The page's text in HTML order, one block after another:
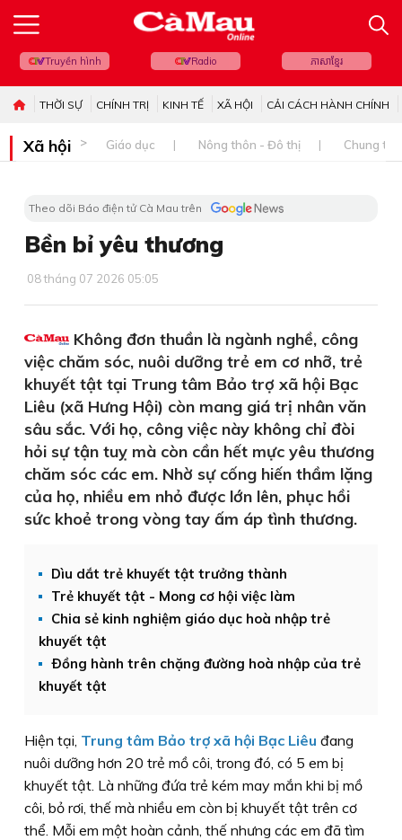
Truyền hình Radio ភាសាខ្មែរ
THỜI SỰ CHÍNH TRỊ KINH TẾ XÃ HỘI CẢI CÁCH HÀNH CHÍNH
Xã hội Giáo dục Nông thôn - Đô thị Chung
Theo dõi Báo điện tử Cà Mau trên
Bền bỉ yêu thương
08 tháng 07 2026 05:05
Không đơn thuần là ngành nghề, công
việc chăm sóc, nuôi dưỡng trẻ em cơ nhỡ, trẻ
khuyết tật tại Trung tâm Bảo trợ xã hội Bạc
Liêu (xã Hưng Hội) còn mang giá trị nhân văn
sâu sắc. Với họ, công việc này không chỉ đòi
hỏi sự tận tuỵ mà còn cần hết mực yêu thương
chăm sóc các em. Nhờ sự cống hiến thầm lặng
của họ, nhiều em nhỏ được lớn lên, phục hồi
sức khoẻ trong vòng tay ấm áp tình thương.
Dìu dắt trẻ khuyết tật trưởng thành
Trẻ khuyết tật - Mong cơ hội việc làm
Chia sẻ kinh nghiệm giáo dục hoà nhập trẻ
khuyết tật
Ðồng hành trên chặng đường hoà nhập của trẻ
khuyết tật
Hiện tại, Trung tâm Bảo trợ xã hội Bạc Liêu đang
nuôi dưỡng hơn 20 trẻ mồ côi, trong đó, có 5 em bị
khuyết tật. Là những đứa trẻ kém may mắn khi bị mồ
côi, bỏ rơi, thế mà nhiều em còn bị khuyết tật trên cơ
thể. Mỗi em một hoàn cảnh, thế nhưng các em đã tìm